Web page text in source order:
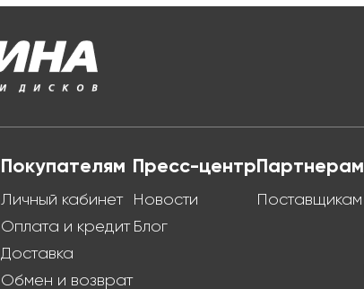
Покупателям
Личный кабинет
Оплата и кредит
Доставка
Обмен и возврат
Пресс-центр
Новости
Блог
Партнерам
Поставщикам